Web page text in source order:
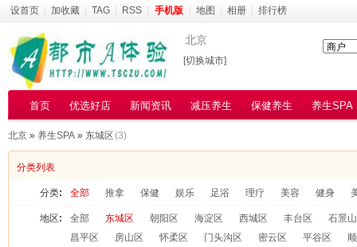
设首页 加收藏 TAG RSS 手机版 地图 相册 排行榜
北京
[切换城市]
首页 优选好店 新闻资讯 减压养生 保健养生 养生SPA
北京 » 养生SPA » 东城区(3)
分类列表
分类: 全部 推拿 保健 娱乐 足浴 理疗 美容 健身
地区: 全部 东城区 朝阳区 海淀区 西城区 丰台区
石景
昌平区
房山区 怀柔区 门头沟区 密云区 平谷区